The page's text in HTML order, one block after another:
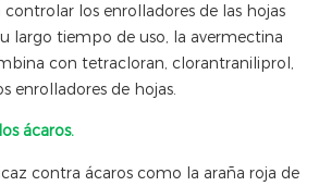
los enrolladores de las hojas
largo tiempo de uso, la avermectina
con tetracloran, clorantraniliprol,
enrolladores de hojas.
ácaros.
contra ácaros como la araña roja de